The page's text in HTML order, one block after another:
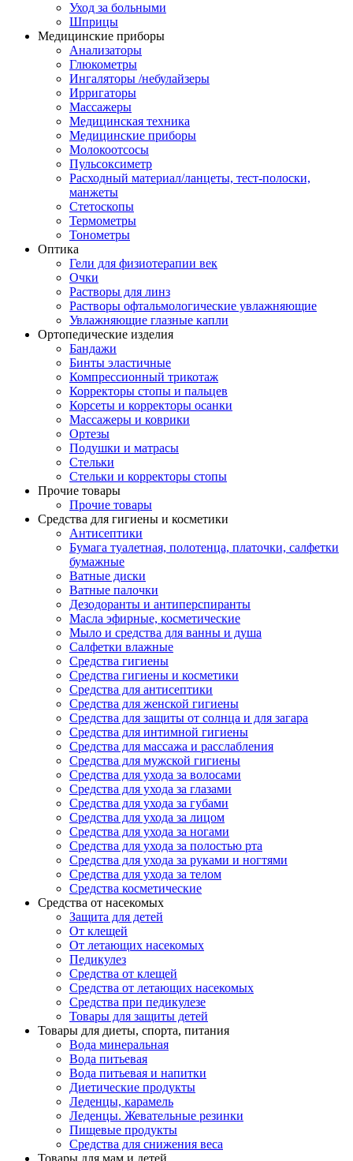
Уход за больными
Шприцы
Медицинские приборы
Анализаторы
Глюкометры
Ингаляторы /небулайзеры
Ирригаторы
Массажеры
Медицинская техника
Медицинские приборы
Молокоотсосы
Пульсоксиметр
Расходный материал/ланцеты, тест-полоски,
манжеты
Стетоскопы
Термометры
Тонометры
Оптика
Гели для физиотерапии век
Очки
Растворы для линз
Растворы офтальмологические увлажняющие
Увлажняющие глазные капли
Ортопедические изделия
Бандажи
Бинты эластичные
Компрессионный трикотаж
Корректоры стопы и пальцев
Корсеты и корректоры осанки
Массажеры и коврики
Ортезы
Подушки и матрасы
Стельки
Стельки и корректоры стопы
Прочие товары
Прочие товары
Средства для гигиены и косметики
Антисептики
Бумага туалетная, полотенца, платочки, салфетки
бумажные
Ватные диски
Ватные палочки
Дезодоранты и антиперспиранты
Масла эфирные, косметические
Мыло и средства для ванны и душа
Салфетки влажные
Средства гигиены
Средства гигиены и косметики
Средства для антисептики
Средства для женской гигиены
Средства для защиты от солнца и для загара
Средства для интимной гигиены
Средства для массажа и расслабления
Средства для мужской гигиены
Средства для ухода за волосами
Средства для ухода за глазами
Средства для ухода за губами
Средства для ухода за лицом
Средства для ухода за ногами
Средства для ухода за полостью рта
Средства для ухода за руками и ногтями
Средства для ухода за телом
Средства косметические
Средства от насекомых
Защита для детей
От клещей
От летающих насекомых
Педикулез
Средства от клещей
Средства от летающих насекомых
Средства при педикулезе
Товары для защиты детей
Товары для диеты, спорта, питания
Вода минеральная
Вода питьевая
Вода питьевая и напитки
Диетические продукты
Леденцы, карамель
Леденцы. Жевательные резинки
Пищевые продукты
Средства для снижения веса
Товары для мам и детей